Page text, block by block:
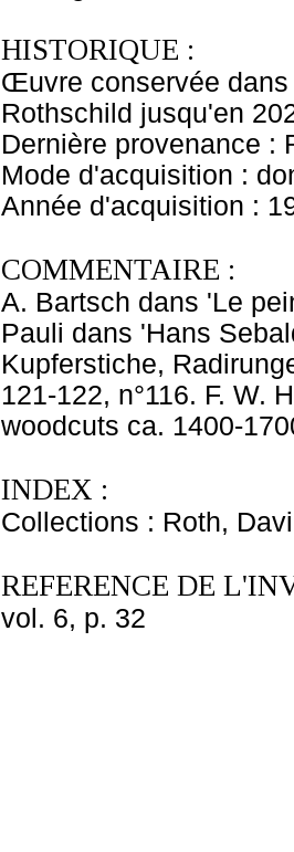
HISTORIQUE :
Œuvre conservée dans
Rothschild jusqu'en
Dernière provenance :
Mode d'acquisition :
Année d'acquisition :
COMMENTAIRE :
A. Bartsch dans 'Le
Pauli dans 'Hans
Kupferstiche,
121-122, n°116. F. W.
woodcuts ca. 1400-
INDEX :
Collections : Roth,
REFERENCE DE
vol. 6, p. 32